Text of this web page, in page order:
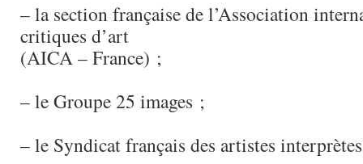
– la section française de l’Association
critiques d’art
(AICA – France) ;
– le Groupe 25 images ;
– le Syndicat français des artistes